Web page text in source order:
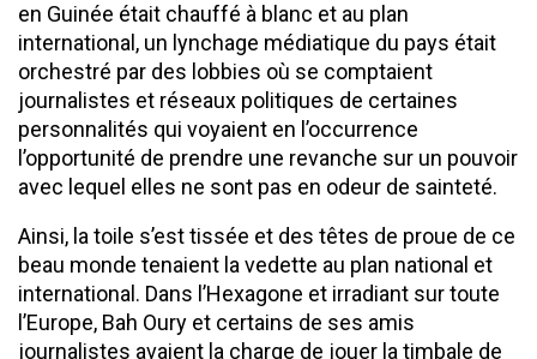
en Guinée était chauffé à blanc et au plan
international, un lynchage médiatique du pays était
orchestré par des lobbies où se comptaient
journalistes et réseaux politiques de certaines
personnalités qui voyaient en l’occurrence
l’opportunité de prendre une revanche sur un pouvoir
avec lequel elles ne sont pas en odeur de sainteté.
Ainsi, la toile s’est tissée et des têtes de proue de ce
beau monde tenaient la vedette au plan national et
international. Dans l’Hexagone et irradiant sur toute
l’Europe, Bah Oury et certains de ses amis
journalistes avaient la charge de jouer la timbale de